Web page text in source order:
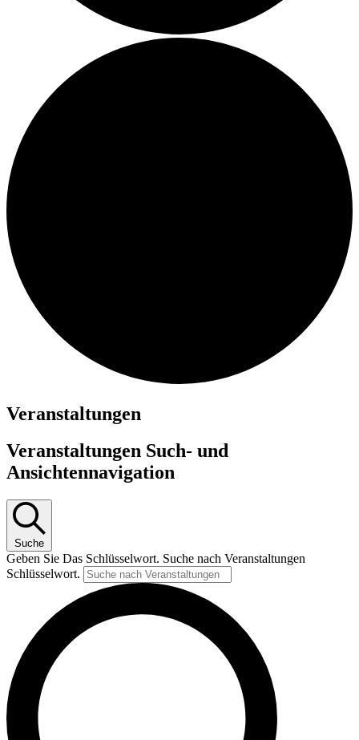
Veranstaltungen
Veranstaltungen Such- und
Ansichtennavigation
Suche
Geben Sie Das Schlüsselwort. Suche nach Veranstaltungen
Schlüsselwort.